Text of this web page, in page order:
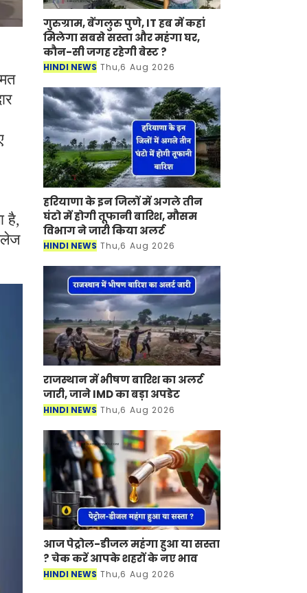
है,
गुरुग्राम, बेंगलुरु पुणे, IT हब में कहां
मिलेगा सबसे सस्ता और महंगा घर,
कौन-सी जगह रहेगी बेस्ट ?
HINDI NEWS Thu,6 Aug 2026
हरियाणा के इन जिलों में अगले तीन
घंटो में होगी तूफानी बारिश, मौसम
विभाग ने जारी किया अलर्ट
HINDI NEWS Thu,6 Aug 2026
राजस्थान में भीषण बारिश का अलर्ट
जारी, जाने IMD का बड़ा अपडेट
HINDI NEWS Thu,6 Aug 2026
आज पेट्रोल-डीजल महंगा हुआ या सस्ता
? चेक करें आपके शहरों के नए भाव
HINDI NEWS Thu,6 Aug 2026